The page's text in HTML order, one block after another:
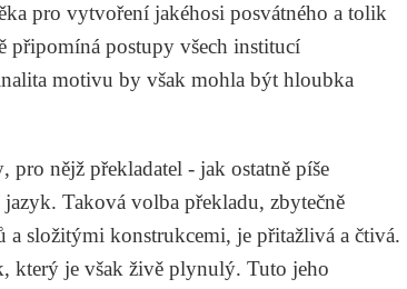
pro vytvoření jakéhosi posvátného a tolik
připomíná postupy všech institucí
motivu by však mohla být hloubka
, pro nějž překladatel - jak ostatně píše
Taková volba překladu, zbytečně
a složitými konstrukcemi, je přitažlivá a čtivá.
který je však živě plynulý. Tuto jeho